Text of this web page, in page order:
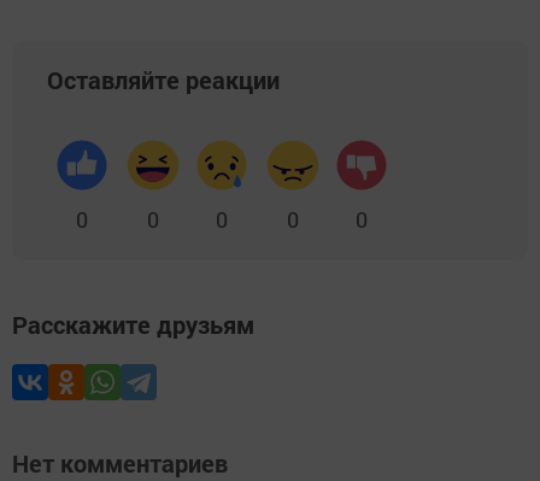
Оставляйте реакции
0 0 0 0 0
Расскажите друзьям
Нет комментариев